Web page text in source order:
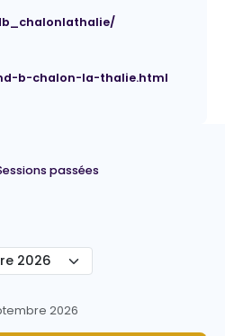
b-chalon-la-thalie.html
passées
2026